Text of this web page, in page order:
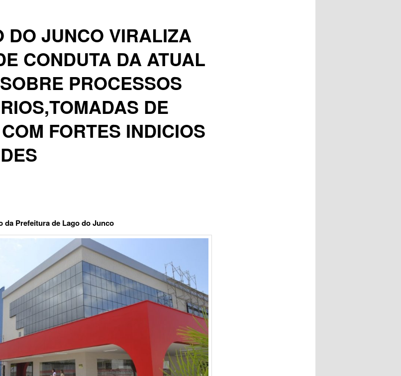
DO JUNCO VIRALIZA
CONDUTA DA ATUAL
PROCESSOS
DE
FORTES INDICIOS
da Prefeitura de Lago do Junco